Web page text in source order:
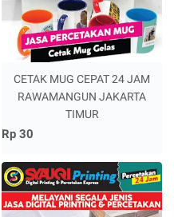
CETAK MUG CEPAT 24 JAM
RAWAMANGUN JAKARTA
TIMUR
Rp 30